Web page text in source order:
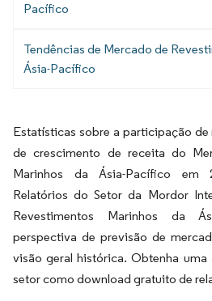
Pacífico
Tendências de Mercado de
Ásia-Pacífico
Estatísticas sobre a participação
de crescimento de receita do
Marinhos da Ásia-Pacífico em
Relatórios do Setor da Mordor
Revestimentos Marinhos da
perspectiva de previsão de
visão geral histórica. Obtenha uma
setor como download gratuito de